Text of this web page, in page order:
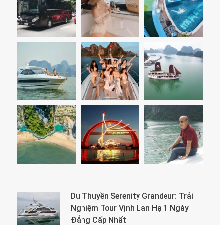
Du Thuyền Serenity Grandeur: Trải
Nghiệm Tour Vịnh Lan Hạ 1 Ngày
Đẳng Cấp Nhất